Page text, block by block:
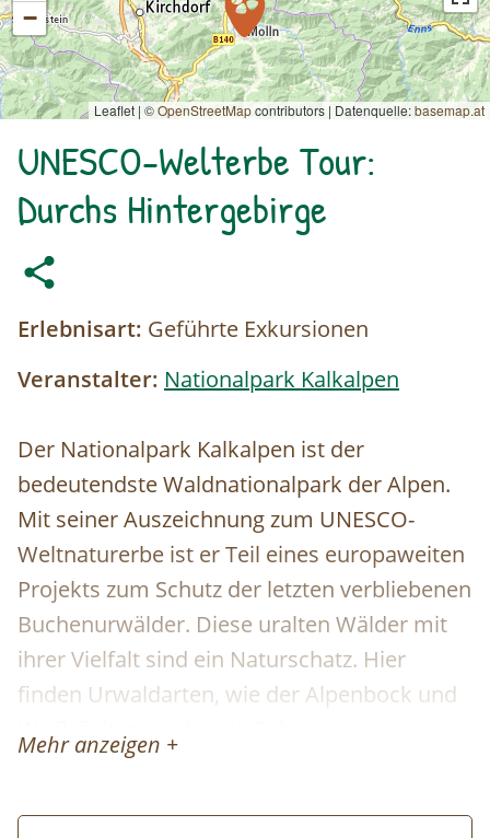
−
Leaflet | ©OpenStreetMapcontributors | Datenquelle:basemap.at
UNESCO-Welterbe Tour:
Durchs Hintergebirge
Erlebnisart: Geführte Exkursionen
Veranstalter: Nationalpark Kalkalpen
Der Nationalpark Kalkalpen ist der
bedeutendste Waldnationalpark der Alpen.
Mit seiner Auszeichnung zum UNESCO-
Weltnaturerbe ist er Teil eines europaweiten
Projekts zum Schutz der letzten verbliebenen
Buchenurwälder. Diese uralten Wälder mit
ihrer Vielfalt sind ein Naturschatz. Hier
finden Urwaldarten, wie der Alpenbock und
Weißrückenspecht, ein Zuhause.
erforderlich)
Mehr anzeigen +